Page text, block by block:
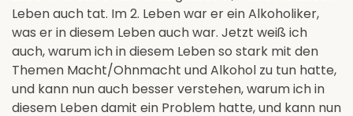
Leben auch tat. Im 2. Leben war er ein Alkoholiker,
was er in diesem Leben auch war. Jetzt weiß ich
auch, warum ich in diesem Leben so stark mit den
Themen Macht/Ohnmacht und Alkohol zu tun hatte,
und kann nun auch besser verstehen, warum ich in
diesem Leben damit ein Problem hatte, und kann nun